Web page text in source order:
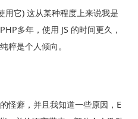
用它) 这从某种程度上来说我是
多年，使用 JS 的时间更久，
是个人倾向。
怪癖，并且我知道一些原因，E